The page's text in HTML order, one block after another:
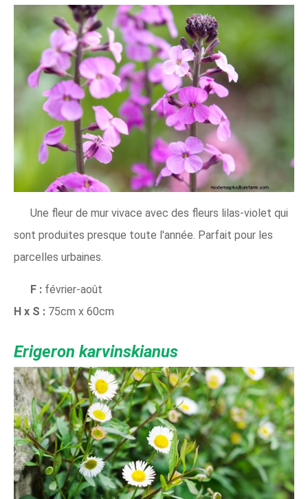
Une fleur de mur vivace avec des fleurs lilas-violet qui
sont produites presque toute l'année. Parfait pour les
parcelles urbaines.
F : février-août
H x S : 75cm x 60cm
Erigeron karvinskianus